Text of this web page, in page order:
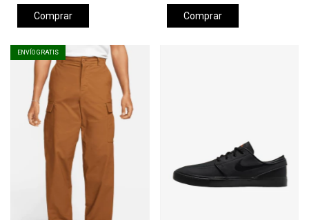
Comprar Comprar
ENVÍO GRATIS